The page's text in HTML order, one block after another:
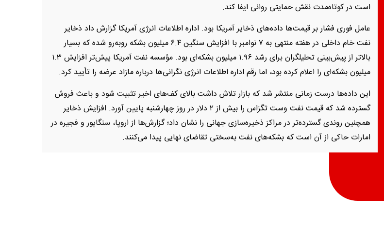
است در کوتاه‌مدت نقش حمایتی روانی ایفا کند.
عامل فوری فشار بر قیمت‌ها داده‌های ذخایر آمریکا بود. اداره اطلاعات انرژی آمریکا گزارش داد ذخایر
نفت خام داخلی در هفته منتهی به ۷ نوامبر با افزایش سنگین ۶.۴ میلیون بشکه روبه‌رو شده که بسیار
بالاتر از پیش‌بینی تحلیلگران برای رشد ۱.۹۶ میلیون بشکه‌ای بود. مؤسسه نفت آمریکا پیش‌تر افزایش ۱.۳
میلیون بشکه‌ای را اعلام کرده بود، اما رقم اداره اطلاعات انرژی نگرانی‌ها درباره مازاد عرضه را تأیید کرد.
این داده‌ها درست زمانی منتشر شد که بازار تلاش داشت بالای کف‌های اخیر تثبیت شود و باعث فروش
گسترده شد که قیمت نفت وست تگزاس را بیش از ۲ دلار در روز چهارشنبه پایین آورد. افزایش ذخایر
همچنین روندی گسترده‌تر در مراکز ذخیره‌سازی جهانی را نشان داد؛ گزارش‌ها از اروپا، سنگاپور و فجیره در
امارات حاکی از آن است که بشکه‌های نفت به‌سختی تقاضای نهایی پیدا می‌کنند.